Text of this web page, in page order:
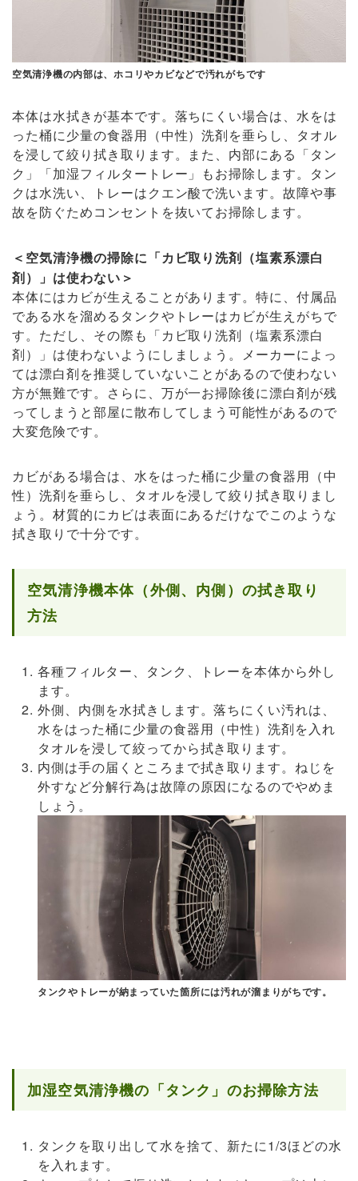
空気清浄機の内部は、ホコリやカビなどで汚れがちです
本体は水拭きが基本です。落ちにくい場合は、水をは
った桶に少量の食器用（中性）洗剤を垂らし、タオル
を浸して絞り拭き取ります。また、内部にある「タン
ク」「加湿フィルタートレー」もお掃除します。タン
クは水洗い、トレーはクエン酸で洗います。故障や事
故を防ぐためコンセントを抜いてお掃除します。
＜空気清浄機の掃除に「カビ取り洗剤（塩素系漂白
剤）」は使わない＞
本体にはカビが生えることがあります。特に、付属品
である水を溜めるタンクやトレーはカビが生えがちで
す。ただし、その際も「カビ取り洗剤（塩素系漂白
剤）」は使わないようにしましょう。メーカーによっ
ては漂白剤を推奨していないことがあるので使わない
方が無難です。さらに、万が一お掃除後に漂白剤が残
ってしまうと部屋に散布してしまう可能性があるので
大変危険です。
カビがある場合は、水をはった桶に少量の食器用（中
性）洗剤を垂らし、タオルを浸して絞り拭き取りまし
ょう。材質的にカビは表面にあるだけなでこのような
拭き取りで十分です。
空気清浄機本体（外側、内側）の拭き取り
方法
各種フィルター、タンク、トレーを本体から外し
ます。
外側、内側を水拭きします。落ちにくい汚れは、
水をはった桶に少量の食器用（中性）洗剤を入れ
タオルを浸して絞ってから拭き取ります。
内側は手の届くところまで拭き取ります。ねじを
外すなど分解行為は故障の原因になるのでやめま
しょう。
タンクやトレーが納まっていた箇所には汚れが溜まりがちです。
加湿空気清浄機の「タンク」のお掃除方法
タンクを取り出して水を捨て、新たに1/3ほどの水
を入れます。